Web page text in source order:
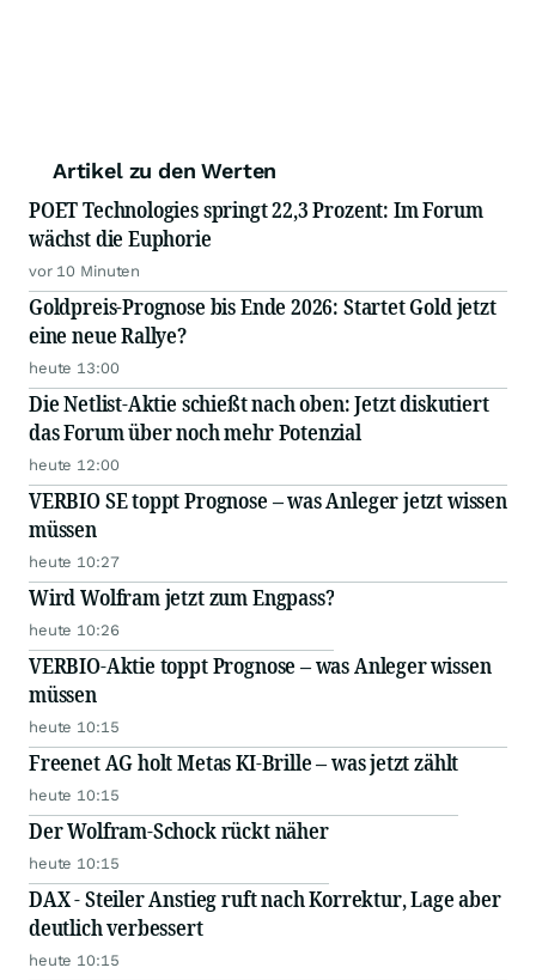
Artikel zu den Werten
POET Technologies springt 22,3 Prozent: Im Forum
wächst die Euphorie
vor 10 Minuten
Goldpreis-Prognose bis Ende 2026: Startet Gold jetzt
eine neue Rallye?
heute 13:00
Die Netlist-Aktie schießt nach oben: Jetzt diskutiert
das Forum über noch mehr Potenzial
heute 12:00
VERBIO SE toppt Prognose – was Anleger jetzt wissen
müssen
heute 10:27
Wird Wolfram jetzt zum Engpass?
heute 10:26
VERBIO-Aktie toppt Prognose – was Anleger wissen
müssen
heute 10:15
Freenet AG holt Metas KI-Brille – was jetzt zählt
heute 10:15
Der Wolfram-Schock rückt näher
heute 10:15
DAX - Steiler Anstieg ruft nach Korrektur, Lage aber
deutlich verbessert
heute 10:15